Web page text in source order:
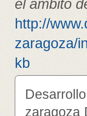
el ámbito
http://
zaragoza/
kb
zaragoza